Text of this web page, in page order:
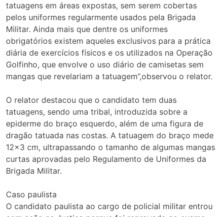
tatuagens em áreas expostas, sem serem cobertas
pelos uniformes regularmente usados pela Brigada
Militar. Ainda mais que dentre os uniformes
obrigatórios existem aqueles exclusivos para a prática
diária de exercícios físicos e os utilizados na Operação
Golfinho, que envolve o uso diário de camisetas sem
mangas que revelariam a tatuagem”,observou o relator.
O relator destacou que o candidato tem duas
tatuagens, sendo uma tribal, introduzida sobre a
epiderme do braço esquerdo, além de uma figura de
dragão tatuada nas costas. A tatuagem do braço mede
12×3 cm, ultrapassando o tamanho de algumas mangas
curtas aprovadas pelo Regulamento de Uniformes da
Brigada Militar.
Caso paulista
O candidato paulista ao cargo de policial militar entrou